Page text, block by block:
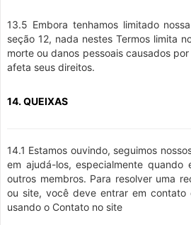
13.5 Embora tenhamos limitado
seção 12, nada nestes Termos limita
morte ou danos pessoais causados
afeta seus direitos.
14. QUEIXAS
14.1 Estamos ouvindo, seguimos
em ajudá-los, especialmente quando
outros membros. Para resolver uma
ou site, você deve entrar em contato
usando o Contato no site